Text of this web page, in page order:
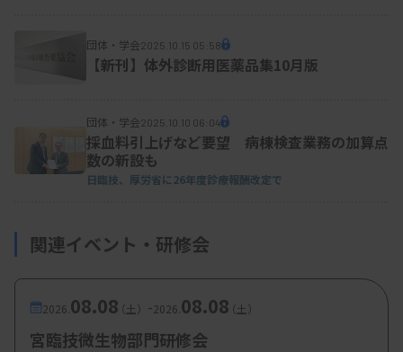
団体・学会2025.10.15 05:58
【新刊】体外診断用医薬品集10月版
団体・学会2025.10.10 06:04
採血料引上げなど要望 病棟検査業務の加算点
数の新設も
日臨技、厚労省に26年度診療報酬改定で
関連イベント・研修会
2026. 08.08（土） -2026. 08.08（土）
宮臨技微生物部門研修会